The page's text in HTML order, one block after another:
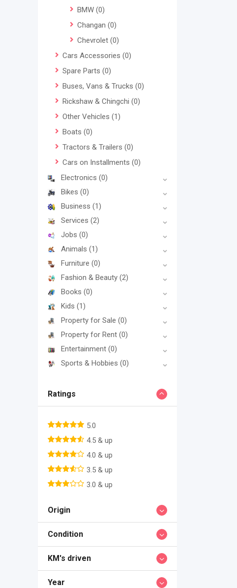
BMW (0)
Changan (0)
Chevrolet (0)
Cars Accessories (0)
Spare Parts (0)
Buses, Vans & Trucks (0)
Rickshaw & Chingchi (0)
Other Vehicles (1)
Boats (0)
Tractors & Trailers (0)
Cars on Installments (0)
Electronics (0)
Bikes (0)
Business (1)
Services (2)
Jobs (0)
Animals (1)
Furniture (0)
Fashion & Beauty (2)
Books (0)
Kids (1)
Property for Sale (0)
Property for Rent (0)
Entertainment (0)
Sports & Hobbies (0)
Ratings
5.0
4.5 & up
4.0 & up
3.5 & up
3.0 & up
Origin
Condition
KM's driven
Year